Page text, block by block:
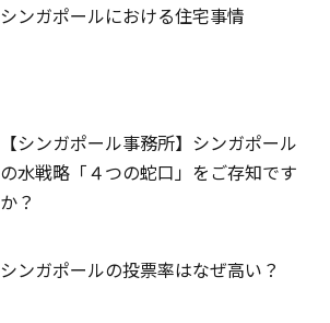
シンガポールにおける住宅事情
【シンガポール事務所】シンガポール
の水戦略「４つの蛇口」をご存知です
か？
シンガポールの投票率はなぜ高い？